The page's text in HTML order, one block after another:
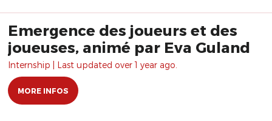
Emergence des joueurs et des
joueuses, animé par Eva Guland
Internship | Last updated over 1 year ago.
MORE INFOS